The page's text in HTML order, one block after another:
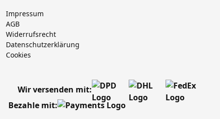
Impressum
AGB
Widerrufsrecht
Datenschutzerklärung
Cookies
Wir versenden mit:
Bezahle mit: